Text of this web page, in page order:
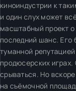
киноиндустрии к
и один слух может
масштабный проект
последний шанс. Его
туманной
продюсерских
срываться. Но
на съёмочной